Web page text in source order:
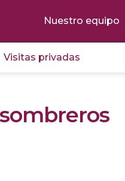
Nuestro equipo
Visitas privadas